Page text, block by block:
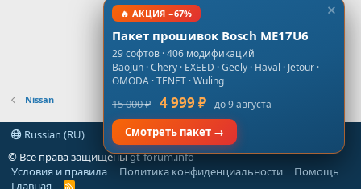
Nissan
Russian (RU)
© Все права защищеныgt-forum.info
Условия и правила
Политика конфиденциальности
Помощь
Главная
R
🔥 АКЦИЯ −67%
Пакет прошивок Bosch ME17U6
29 софтов · 406 модификаций
Baojun · Chery · EXEED · Geely · Haval · Jetour ·
OMODA · TENET · Wuling
15 000 ₽ 4 999 ₽ до 9 августа
Смотреть пакет →